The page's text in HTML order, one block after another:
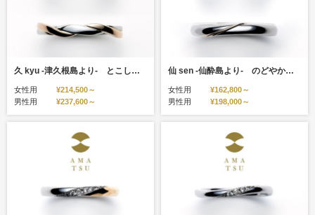
久 kyu -津久根島より- とこしえに ひびき はてしなく
女性用
¥214,500～
男性用
¥237,600～
仙 sen -仙酔島より- のどやかに ゆらり ここちよく
女性用
¥162,800～
男性用
¥198,000～